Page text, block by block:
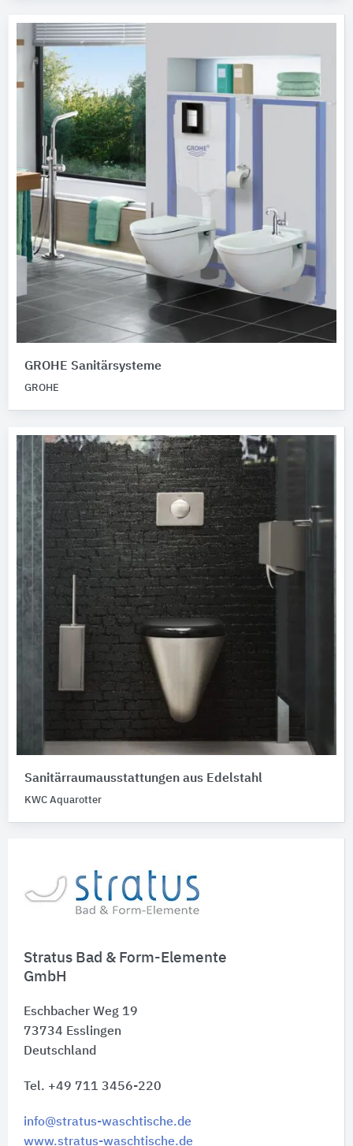
Stratus Bad & Form-Elemente
GmbH
Eschbacher Weg 19
73734 Esslingen
Deutschland
Tel. +49 711 3456-220
info@stratus-waschtische.de
www.stratus-waschtische.de
GROHE Sanitärsysteme
GROHE
Sanitärraumausstattungen aus Edelstahl
KWC Aquarotter